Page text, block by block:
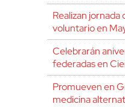
Realizan jornada
voluntario en
Celebrarán
federadas en
Promueven en
medicina